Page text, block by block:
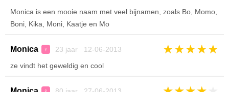
Monica is een mooie naam met veel bijnamen, zoals Bo, Momo,
Boni, Kika, Moni, Kaatje en Mo
Monica ♀ 23 jaar 12-06-2013 ★★★★★
ze vindt het geweldig en cool